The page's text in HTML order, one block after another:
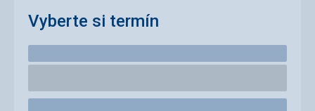
Vyberte si termín